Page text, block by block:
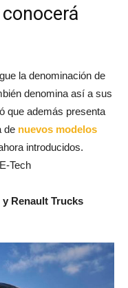
la denominación de
denomina así a sus
que además presenta
de nuevos modelos
introducidos.
Tech
Renault Trucks